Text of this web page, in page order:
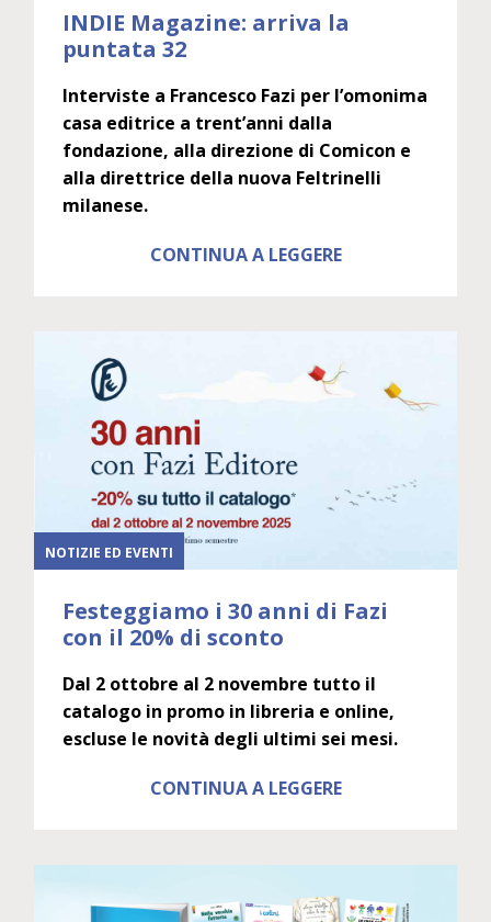
INDIE Magazine: arriva la
puntata 32
Interviste a Francesco Fazi per l’omonima
casa editrice a trent’anni dalla
fondazione, alla direzione di Comicon e
alla direttrice della nuova Feltrinelli
milanese.
CONTINUA A LEGGERE
NOTIZIE ED EVENTI
Festeggiamo i 30 anni di Fazi
con il 20% di sconto
Dal 2 ottobre al 2 novembre tutto il
catalogo in promo in libreria e online,
escluse le novità degli ultimi sei mesi.
CONTINUA A LEGGERE